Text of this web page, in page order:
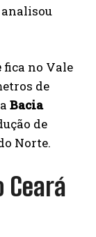
fica no Vale
de
Bacia
de
Norte.
Ceará